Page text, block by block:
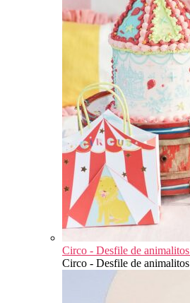
Circo - Desfile de animalitos
Circo - Desfile de animalitos